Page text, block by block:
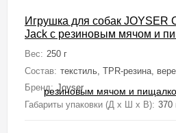
Игрушка для собак JOYSER
Jack с резиновым мячом и
37 см
Вес: 250 г
Состав: текстиль, TPR-резина,
Бренд: Joyser
Габариты упаковки (Д х Ш х В):